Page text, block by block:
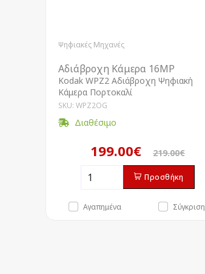
Ψηφιακές Μηχανές
Αδιάβροχη Κάμερα 16MP
Kodak WPZ2 Αδιάβροχη Ψηφιακή
Κάμερα Πορτοκαλί
SKU: WPZ2OG
Διαθέσιμο
199.00€ 219.00€
Προσθήκη
Αγαπημένα Σύγκριση